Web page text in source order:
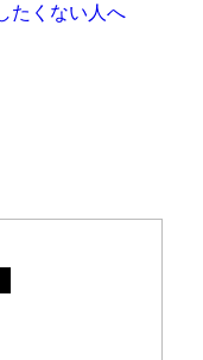
たくない人へ